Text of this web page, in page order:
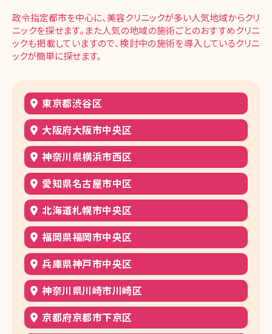
政令指定都市を中心に、美容クリニックが多い人気地域からクリ
ニックを探せます。また人気の地域の施術ごとのおすすめクリニ
ックも掲載していますので、検討中の施術を導入しているクリニ
ックが簡単に探せます。
東京都渋谷区
大阪府大阪市中央区
神奈川県横浜市西区
愛知県名古屋市中区
北海道札幌市中央区
福岡県福岡市中央区
兵庫県神戸市中央区
神奈川県川崎市川崎区
京都府京都市下京区